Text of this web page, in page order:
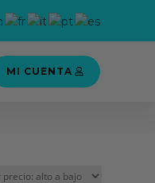
MI CUENTA